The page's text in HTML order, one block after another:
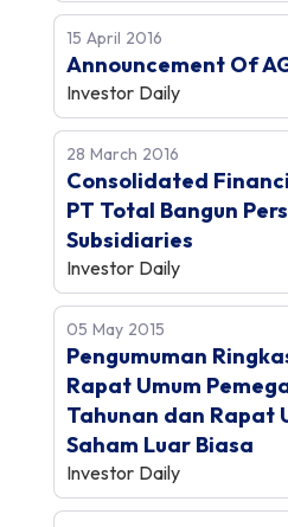
15 April 2016
Announcement Of
Investor Daily
28 March 2016
Consolidated
PT Total Bangun
Subsidiaries
Investor Daily
05 May 2015
Pengumuman
Rapat Umum
Tahunan dan Rapat
Saham Luar Biasa
Investor Daily